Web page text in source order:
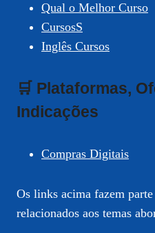
Qual o Melhor Curso
CursosS
Inglês Cursos
🛒 Plataformas,
Indicações
Compras Digitais
Os links acima fazem
relacionados aos temas